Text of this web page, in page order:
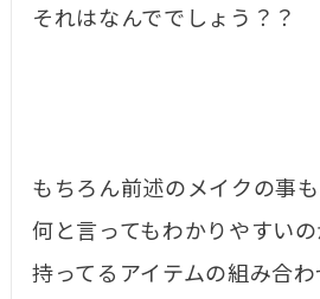
それはなんででしょう？？
もちろん前述のメイクの事も
何と言ってもわかりやすい
持ってるアイテムの組み合わ